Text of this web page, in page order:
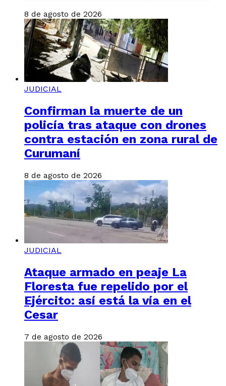
8 de agosto de 2026
JUDICIAL
Confirman la muerte de un
policía tras ataque con drones
contra estación en zona rural de
Curumaní
8 de agosto de 2026
JUDICIAL
Ataque armado en peaje La
Floresta fue repelido por el
Ejército: así está la vía en el
Cesar
7 de agosto de 2026